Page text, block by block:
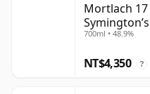
Mortlach
700ml • 48.9%
NT$4,350 ?